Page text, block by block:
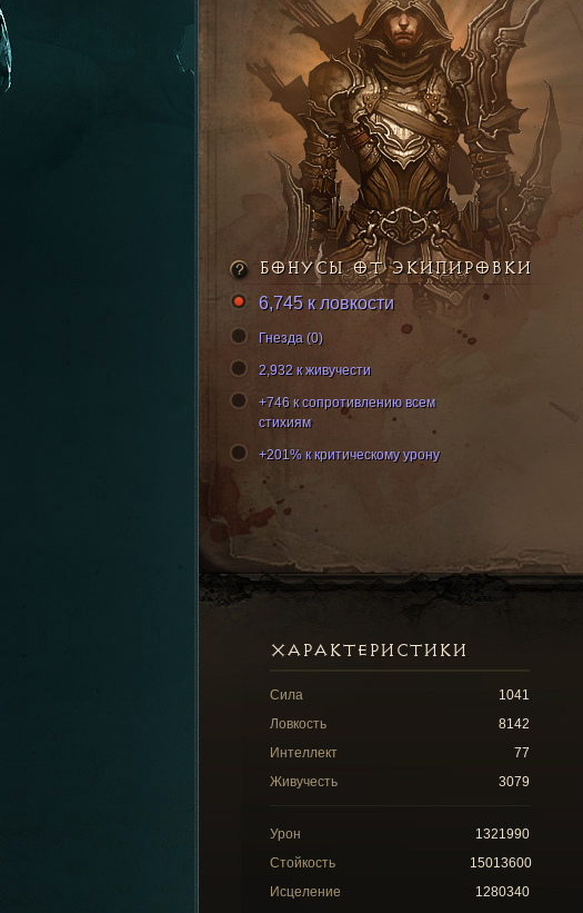
БОНУСЫ ОТ ЭКИПИРОВКИ
6,745 к ловкости
Гнезда (0)
2,932 к живучести
+746 к сопротивлению всем
стихиям
+201% к критическому урону
ХАРАКТЕРИСТИКИ
Сила
1041
Ловкость
8142
Интеллект
77
Живучесть
3079
Урон
1321990
Стойкость
15013600
Исцеление
1280340